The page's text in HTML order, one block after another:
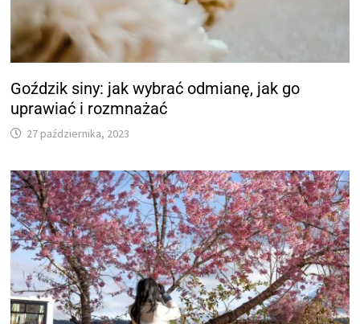
Goździk siny: jak wybrać odmianę, jak go
uprawiać i rozmnażać
27 października, 2023